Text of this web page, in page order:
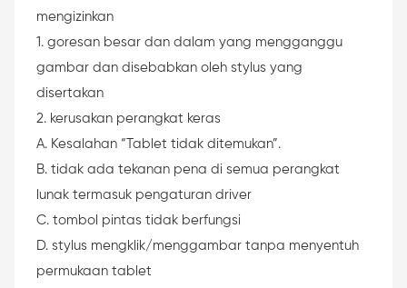
mengizinkan
1. goresan besar dan dalam yang mengganggu
gambar dan disebabkan oleh stylus yang
disertakan
2. kerusakan perangkat keras
A. Kesalahan “Tablet tidak ditemukan”.
B. tidak ada tekanan pena di semua perangkat
lunak termasuk pengaturan driver
C. tombol pintas tidak berfungsi
D. stylus mengklik/menggambar tanpa menyentuh
permukaan tablet